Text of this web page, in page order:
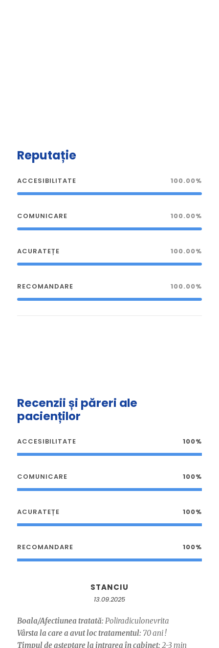
Reputație
ACCESIBILITATE 100.00%
COMUNICARE 100.00%
ACURATEȚE 100.00%
RECOMANDARE 100.00%
Recenzii și păreri ale
pacienților
ACCESIBILITATE 100%
COMUNICARE 100%
ACURATEȚE 100%
RECOMANDARE 100%
STANCIU
13.09.2025
Boala/Afectiunea tratată: Poliradiculonevrita
Vârsta la care a avut loc tratamentul: 70 ani !
Timpul de așteptare la intrarea în cabinet: 2-3 min